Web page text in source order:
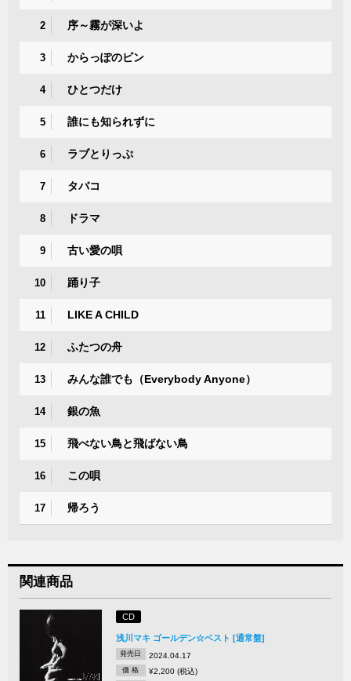
2 序～霧が深いよ
3 からっぽのビン
4 ひとつだけ
5 誰にも知られずに
6 ラブとりっぷ
7 タバコ
8 ドラマ
9 古い愛の唄
10 踊り子
11 LIKE A CHILD
12 ふたつの舟
13 みんな誰でも（Everybody Anyone）
14 銀の魚
15 飛べない鳥と飛ばない鳥
16 この唄
17 帰ろう
関連商品
CD
浅川マキ ゴールデン☆ベスト [通常盤]
発売日 2024.04.17
価 格 ¥2,200 (税込)